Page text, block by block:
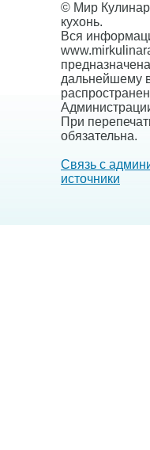
© Мир
кухонь.
Вся
дальнейшему
При
обязательна.
Связь с
источники